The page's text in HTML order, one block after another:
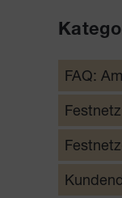
FAQ:
Festnetz